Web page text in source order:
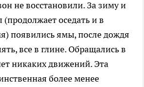
не восстановили. За зиму и
(продолжает оседать и в
появились ямы, после дождя
все в глине. Обращались в
никаких движений. Эта
более менее